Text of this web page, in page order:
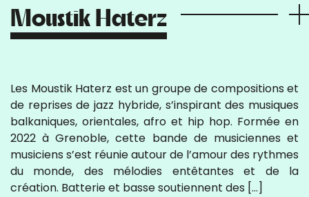
Moustik Haterz
Les Moustik Haterz est un groupe de compositions et
de reprises de jazz hybride, s’inspirant des musiques
balkaniques, orientales, afro et hip hop. Formée en
2022 à Grenoble, cette bande de musiciennes et
musiciens s’est réunie autour de l’amour des rythmes
du monde, des mélodies entêtantes et de la
création. Batterie et basse soutiennent des […]